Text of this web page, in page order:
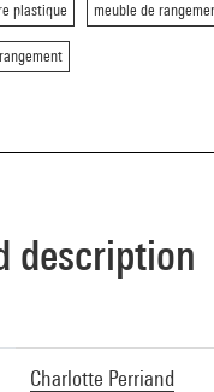
plastique meuble de
description
Charlotte Perriand